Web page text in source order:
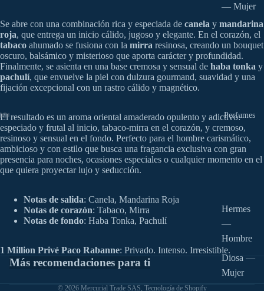
— Mujer
Perfumes
Hermes
—
Hombre
Diosa —
Mujer
Se abre con una combinación rica y especiada de canela y mandarina
roja, que entrega un inicio cálido, jugoso y elegante. En el corazón, el
tabaco ahumado se fusiona con la mirra resinosa, creando un bouquet
oscuro, balsámico y misterioso que aporta carácter y profundidad.
Finalmente, se asienta en una base cremosa y sensual de haba tonka y
pachulí, que envuelve la piel con dulzura gourmand, suavidad y una
fijación excepcional con un rastro cálido y magnético.
El resultado es un aroma oriental amaderado opulento y adictivo:
especiado y frutal al inicio, tabaco-mirra en el corazón, y cremoso,
resinoso y sensual en el fondo. Perfecto para el hombre carismático,
ambicioso y con estilo que busca una fragancia exclusiva con gran
presencia para noches, ocasiones especiales o cualquier momento en el
que quiera proyectar lujo y seducción.
Notas de salida: Canela, Mandarina Roja
Notas de corazón: Tabaco, Mirra
Notas de fondo: Haba Tonka, Pachulí
1 Million Privé Paco Rabanne: Privado. Intenso. Irresistible.
Más recomendaciones para ti
© 2026 Mercurial Trade SAS, Tecnología de Shopify